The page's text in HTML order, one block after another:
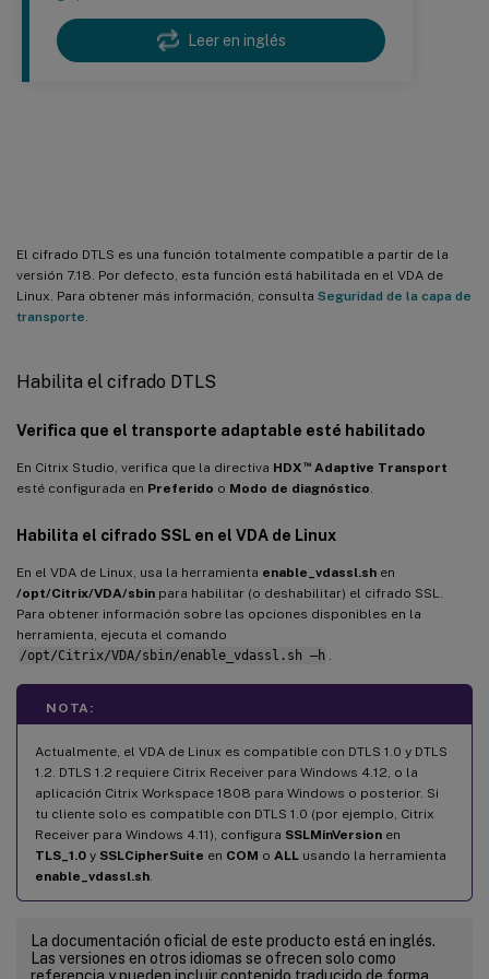
Leer en inglés
El cifrado DTLS es una función totalmente compatible a partir de la
versión 7.18. Por defecto, esta función está habilitada en el VDA de
Linux. Para obtener más información, consulta Seguridad de la capa de
transporte
Habilita el cifrado DTLS
Verifica que el transporte adaptable esté habilitado
En Citrix Studio, verifica que la directiva HDX ™Adaptive Transport
esté configurada en Preferido o Modo de diagnóstico
Habilita el cifrado SSL en el VDA de Linux
En el VDA de Linux, usa la herramienta enable_vdassl.sh en
/opt/Citrix/VDA/sbin para habilitar (o deshabilitar) el cifrado SSL.
Para obtener información sobre las opciones disponibles en la
herramienta, ejecuta el comando
/opt/Citrix/VDA/sbin/enable_vdassl.sh –h
NOTA:
Actualmente, el VDA de Linux es compatible con DTLS 1.0 y DTLS
1.2. DTLS 1.2 requiere Citrix Receiver para Windows 4.12, o la
aplicación Citrix Workspace 1808 para Windows o posterior. Si
tu cliente solo es compatible con DTLS 1.0 (por ejemplo, Citrix
Receiver para Windows 4.11), configura SSLMinVersion en
TLS_1.0 y SSLCipherSuite en COM o ALL usando la herramienta
enable_vdassl.sh
La documentación oficial de este producto está en inglés.
Las versiones en otros idiomas se ofrecen solo como
referencia y pueden incluir contenido traducido de forma